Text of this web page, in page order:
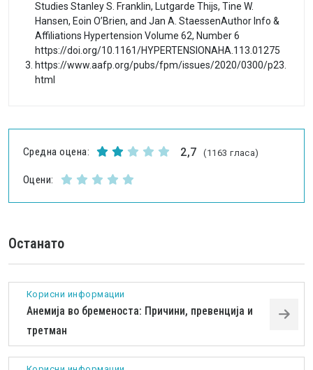
Останато
Корисни информации
Анемија во бременоста: Причини, превенција и
третман
Studies Stanley S. Franklin, Lutgarde Thijs, Tine W.
Hansen, Eoin O’Brien, and Jan A. StaessenAuthor Info &
Affiliations Hypertension Volume 62, Number 6
https://doi.org/10.1161/HYPERTENSIONAHA.113.01275
https://www.aafp.org/pubs/fpm/issues/2020/0300/p23.
html
Средна оцена: 2,7 (1163 гласа)
Оцени: